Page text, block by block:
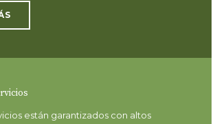
están garantizados con altos